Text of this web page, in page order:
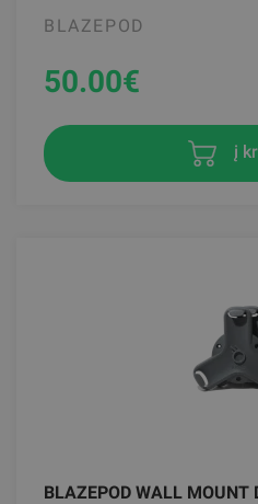
BLAZEPOD
50.00€
į
BLAZEPOD WALL MOUNT